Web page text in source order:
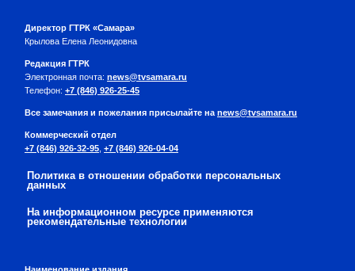
Директор ГТРК «Самара»
Крылова Елена Леонидовна
Редакция ГТРК
Электронная почта: news@tvsamara.ru
Телефон: +7 (846) 926-25-45
Все замечания и пожелания присылайте на news@tvsamara.ru
Коммерческий отдел
+7 (846) 926-32-95, +7 (846) 926-04-04
Политика в отношении обработки персональных
данных
На информационном ресурсе применяются
рекомендательные технологии